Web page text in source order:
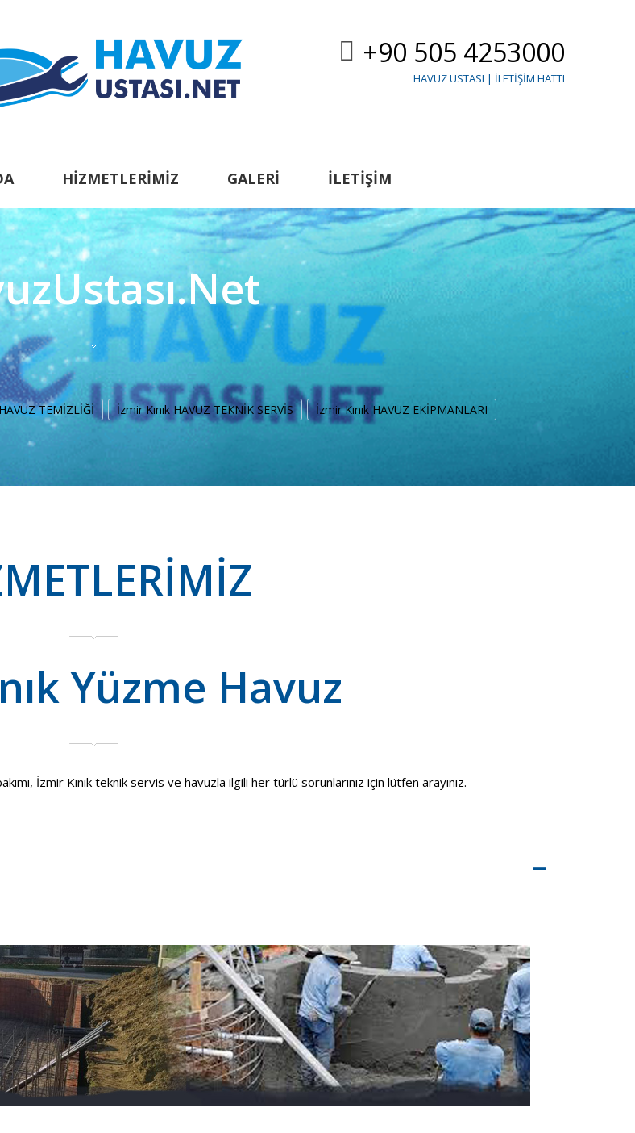
+90 505 4253000
HAVUZ USTASI | İLETIŞIM HATTI
HIZMETLERIMIZ GALERI İLETIŞIM
TEMİZLİĞİ İzmir Kınık HAVUZ TEKNİK SERVİS
İzmir Kınık HAVUZ EKİPMANLARI
Yüzme Havuz
İzmir Kınık teknik servis ve havuzla ilgili her türlü sorunlarınız için lütfen arayınız.
–